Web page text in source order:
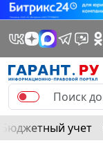
Бюджетный учет